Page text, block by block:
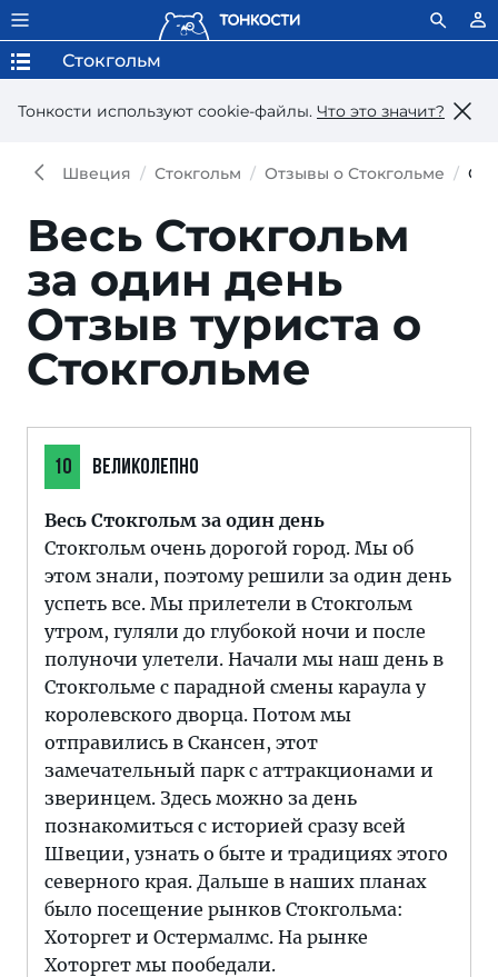
Тонкости используют сookie-файлы. Что это значит?
Стокгольм
Швеция Стокгольм Отзывы о Стокгольме
Весь Стокгольм
за один день
Отзыв туриста о
Стокгольме
10 ВЕЛИКОЛЕПНО
Весь Стокгольм за один день
Стокгольм очень дорогой город. Мы об
этом знали, поэтому решили за один день
успеть все. Мы прилетели в Стокгольм
утром, гуляли до глубокой ночи и после
полуночи улетели. Начали мы наш день в
Стокгольме с парадной смены караула у
королевского дворца. Потом мы
отправились в Скансен, этот
замечательный парк с аттракционами и
зверинцем. Здесь можно за день
познакомиться с историей сразу всей
Швеции, узнать о быте и традициях этого
северного края. Дальше в наших планах
было посещение рынков Стокгольма:
Хоторгет и Остермалмс. На рынке
Хоторгет мы пообедали.